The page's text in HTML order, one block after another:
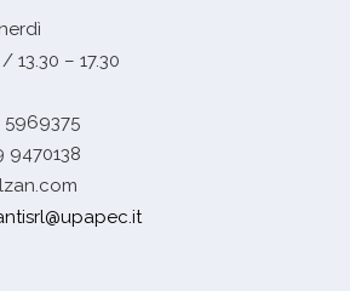
13.30 – 17.30
5969375
9470138